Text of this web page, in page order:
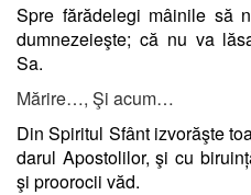
Spre fărădelegi mâinile să
dumnezeieşte; că nu va
Sa.
Mărire…, Şi acum…
Din Spiritul Sfânt izvorăşte
darul Apostolilor, şi cu
şi proorocii văd.